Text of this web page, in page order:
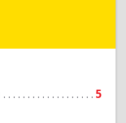
5
Подробнее